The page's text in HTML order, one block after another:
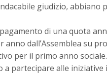
giudizio, abbiano
di una quota
dall’Assemblea su
per il primo anno sociale.
a partecipare alle iniziative